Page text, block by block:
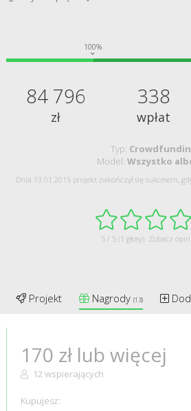
100%
84 796
zł
338
wpłat
Typ:
Model: Wszystko
Dnia 13.01.2015 projekt zakończył się sukcesem,
5 / 5 (1 głosy). Zobacz
Projekt Nagrody(13)
170 zł lub więcej
12 wspierających
Kupujesz: